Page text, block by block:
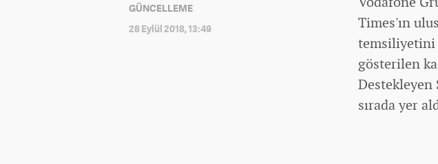
GÜNCELLEME
28 Eylül 2018, 13:49
Times'ın
temsiliyetini
gösterilen
Destekleyen
sırada yer